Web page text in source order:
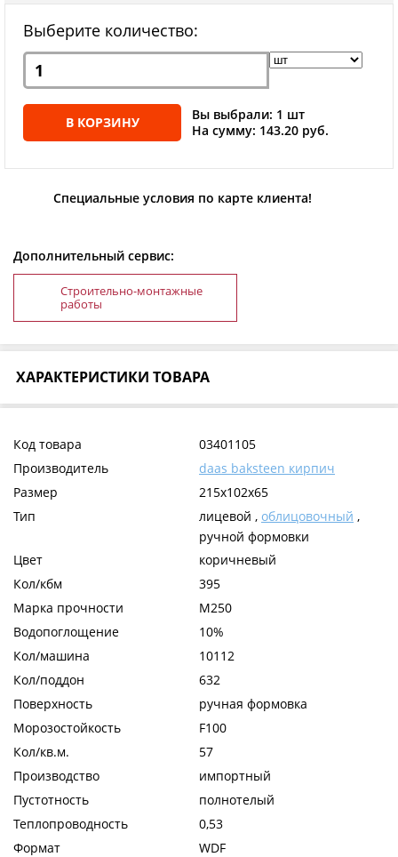
Выберите количество:
В КОРЗИНУ
Вы выбрали: 1 шт
На сумму: 143.20 руб.
Специальные условия по карте клиента!
Дополнительный сервис:
Строительно-монтажные
работы
ХАРАКТЕРИСТИКИ ТОВАРА
Код товара
03401105
Производитель
daas baksteen кирпич
Размер
215x102x65
Тип
лицевой , облицовочный ,
ручной формовки
Цвет
коричневый
Кол/кбм
395
Марка прочности
М250
Водопоглощение
10%
Кол/машина
10112
Кол/поддон
632
Поверхность
ручная формовка
Морозостойкость
F100
Кол/кв.м.
57
Производство
импортный
Пустотность
полнотелый
Теплопроводность
0,53
Формат
WDF